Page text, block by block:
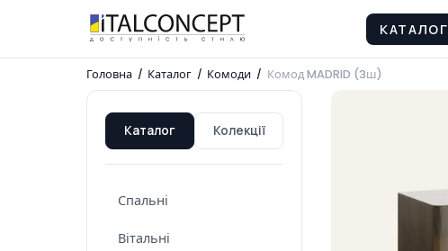
КАТАЛОГ
Головна / Каталог / Комоди / Комод MADRID (3ш)
Каталог Колекції
Спальні
Вітальні